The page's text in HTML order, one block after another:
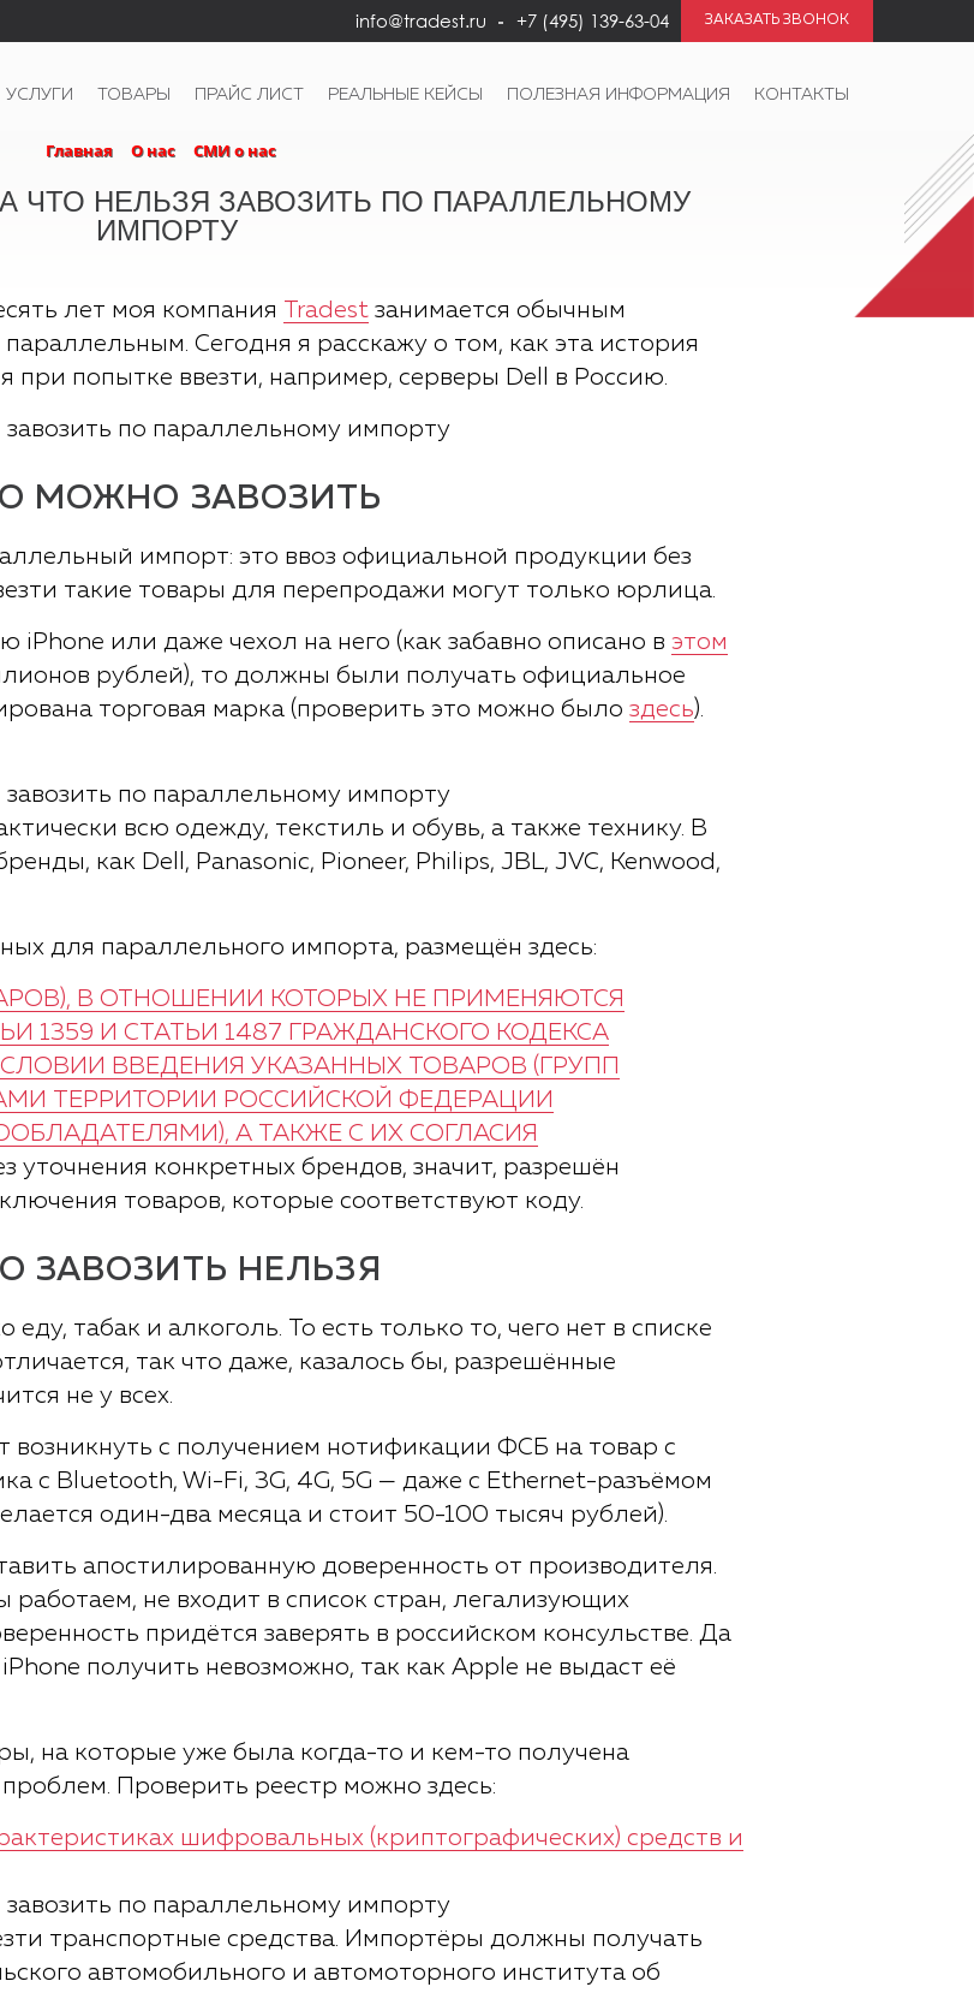
ЗАКАЗАТЬ ЗВОНОК
+7 (495) 139-63-04
info@tradest.ru
УСЛУГИ ТОВАРЫ ПРАЙС ЛИСТ РЕАЛЬНЫЕ КЕЙСЫ ПОЛЕЗНАЯ ИНФОРМАЦИЯ КОНТАКТЫ
Главная О нас СМИ о нас
ЧТО НЕЛЬЗЯ ЗАВОЗИТЬ ПО ПАРАЛЛЕЛЬНОМУ
ИМПОРТУ
лет моя компания Tradest занимается обычным
Сегодня я расскажу о том, как эта история
при попытке ввезти, например, серверы Dell в Россию.
МОЖНО ЗАВОЗИТЬ
импорт: это ввоз официальной продукции без
такие товары для перепродажи могут только юрлица.
iPhone или даже чехол на него (как забавно описано в этом
рублей), то должны были получать официальное
торговая марка (проверить это можно было здесь).
всю одежду, текстиль и обувь, а также технику. В
как Dell, Panasonic, Pioneer, Philips, JBL, JVC, Kenwood,
для параллельного импорта, размещён здесь:
В ОТНОШЕНИИ КОТОРЫХ НЕ ПРИМЕНЯЮТСЯ
1359 И СТАТЬИ 1487 ГРАЖДАНСКОГО КОДЕКСА
ВВЕДЕНИЯ УКАЗАННЫХ ТОВАРОВ (ГРУПП
ТЕРРИТОРИИ РОССИЙСКОЙ ФЕДЕРАЦИИ
А ТАКЖЕ С ИХ СОГЛАСИЯ
уточнения конкретных брендов, значит, разрешён
товаров, которые соответствуют коду.
ЗАВОЗИТЬ НЕЛЬЗЯ
табак и алкоголь. То есть только то, чего нет в списке
так что даже, казалось бы, разрешённые
не у всех.
с получением нотификации ФСБ на товар с
с Bluetooth, Wi-Fi, 3G, 4G, 5G — даже с Ethernet-разъёмом
один-два месяца и стоит 50-100 тысяч рублей).
апостилированную доверенность от производителя.
не входит в список стран, легализующих
придётся заверять в российском консульстве. Да
получить невозможно, так как Apple не выдаст её
на которые уже была когда-то и кем-то получена
Проверить реестр можно здесь:
шифровальных (криптографических) средств и
транспортные средства. Импортёры должны получать
автомобильного и автомоторного института об